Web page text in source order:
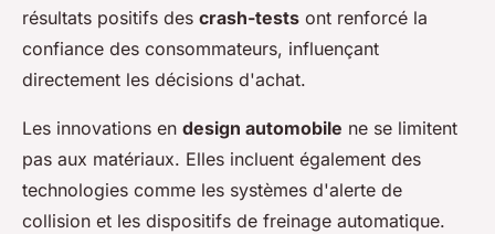
résultats positifs des crash-tests ont renforcé la
confiance des consommateurs, influençant
directement les décisions d'achat.
Les innovations en design automobile ne se limitent
pas aux matériaux. Elles incluent également des
technologies comme les systèmes d'alerte de
collision et les dispositifs de freinage automatique.